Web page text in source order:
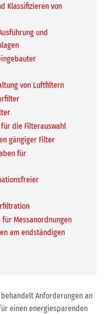
Klassifizieren von
und
von Luftfiltern
die Filterauswahl
gängiger Filter
für
für Messanordnungen
am endständigen
Anforderungen an
einen energiesparenden